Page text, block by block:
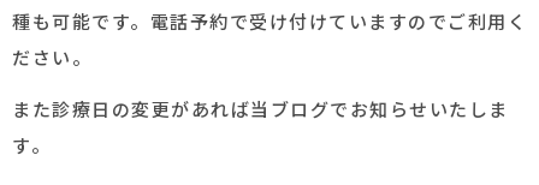
種も可能です。電話予約で受け付けていますのでご利用く
ださい。
また診療日の変更があれば当ブログでお知らせいたしま
す。